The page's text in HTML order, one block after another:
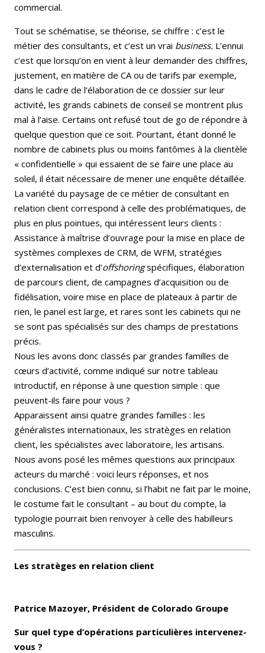
commercial.
Tout se schématise, se théorise, se chiffre : c’est le
métier des consultants, et c’est un vrai business. L’ennui
c’est que lorsqu’on en vient à leur demander des chiffres,
justement, en matière de CA ou de tarifs par exemple,
dans le cadre de l’élaboration de ce dossier sur leur
activité, les grands cabinets de conseil se montrent plus
mal à l’aise. Certains ont refusé tout de go de répondre à
quelque question que ce soit. Pourtant, étant donné le
nombre de cabinets plus ou moins fantômes à la clientèle
« confidentielle » qui essaient de se faire une place au
soleil, il était nécessaire de mener une enquête détaillée.
La variété du paysage de ce métier de consultant en
relation client correspond à celle des problématiques, de
plus en plus pointues, qui intéressent leurs clients :
Assistance à maîtrise d’ouvrage pour la mise en place de
systèmes complexes de CRM, de WFM, stratégies
d’externalisation et d’offshoringspécifiques, élaboration
de parcours client, de campagnes d’acquisition ou de
fidélisation, voire mise en place de plateaux à partir de
rien, le panel est large, et rares sont les cabinets qui ne
se sont pas spécialisés sur des champs de prestations
précis.
Nous les avons donc classés par grandes familles de
cœurs d’activité, comme indiqué sur notre tableau
introductif, en réponse à une question simple : que
peuvent-ils faire pour vous ?
Apparaissent ainsi quatre grandes familles : les
généralistes internationaux, les stratèges en relation
client, les spécialistes avec laboratoire, les artisans.
Nous avons posé les mêmes questions aux principaux
acteurs du marché : voici leurs réponses, et nos
conclusions. C’est bien connu, si l’habit ne fait par le moine,
le costume fait le consultant – au bout du compte, la
typologie pourrait bien renvoyer à celle des habilleurs
masculins.
Les stratèges en relation client
Patrice Mazoyer, Président de Colorado Groupe
Sur quel type d’opérations particulières intervenez-
vous ?